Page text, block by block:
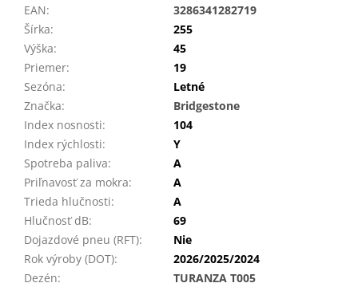
EAN:
3286341282719
Šírka:
255
Výška:
45
Priemer:
19
Sezóna:
Letné
Značka:
Bridgestone
Index nosnosti:
104
Index rýchlosti:
Y
Spotreba paliva:
A
Priľnavosť za mokra:
A
Trieda hlučnosti:
A
Hlučnosť dB:
69
Dojazdové pneu (RFT):
Nie
Rok výroby (DOT):
2026/2025/2024
Dezén:
TURANZA T005